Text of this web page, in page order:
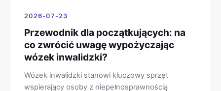
2026-07-23
Przewodnik dla początkujących: na
co zwrócić uwagę wypożyczając
wózek inwalidzki?
Wózek inwalidzki stanowi kluczowy sprzęt
wspierający osoby z niepełnosprawnością